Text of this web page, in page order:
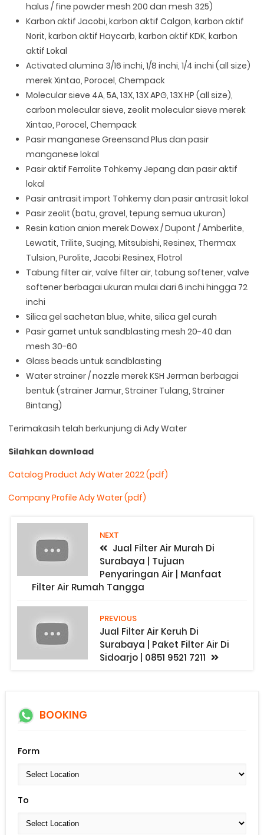
halus / fine powder mesh 200 dan mesh 325)
Karbon aktif Jacobi, karbon aktif Calgon, karbon aktif
Norit, karbon aktif Haycarb, karbon aktif KDK, karbon
aktif Lokal
Activated alumina 3/16 inchi, 1/8 inchi, 1/4 inchi (all size)
merek Xintao, Porocel, Chempack
Molecular sieve 4A, 5A, 13X, 13X APG, 13X HP (all size),
carbon molecular sieve, zeolit molecular sieve merek
Xintao, Porocel, Chempack
Pasir manganese Greensand Plus dan pasir
manganese lokal
Pasir aktif Ferrolite Tohkemy Jepang dan pasir aktif
lokal
Pasir antrasit import Tohkemy dan pasir antrasit lokal
Pasir zeolit (batu, gravel, tepung semua ukuran)
Resin kation anion merek Dowex / Dupont / Amberlite,
Lewatit, Trilite, Suqing, Mitsubishi, Resinex, Thermax
Tulsion, Purolite, Jacobi Resinex, Flotrol
Tabung filter air, valve filter air, tabung softener, valve
softener berbagai ukuran mulai dari 6 inchi hingga 72
inchi
Silica gel sachetan blue, white, silica gel curah
Pasir garnet untuk sandblasting mesh 20-40 dan
mesh 30-60
Glass beads untuk sandblasting
Water strainer / nozzle merek KSH Jerman berbagai
bentuk (strainer Jamur, Strainer Tulang, Strainer
Bintang)
Terimakasih telah berkunjung di Ady Water
Silahkan download
Catalog Product Ady Water 2022 (pdf)
Company Profile Ady Water (pdf)
NEXT
Jual Filter Air Murah Di
Surabaya | Tujuan
Penyaringan Air | Manfaat
Filter Air Rumah Tangga
PREVIOUS
Jual Filter Air Keruh Di
Surabaya | Paket Filter Air Di
Sidoarjo | 0851 9521 7211
BOOKING
Form
To